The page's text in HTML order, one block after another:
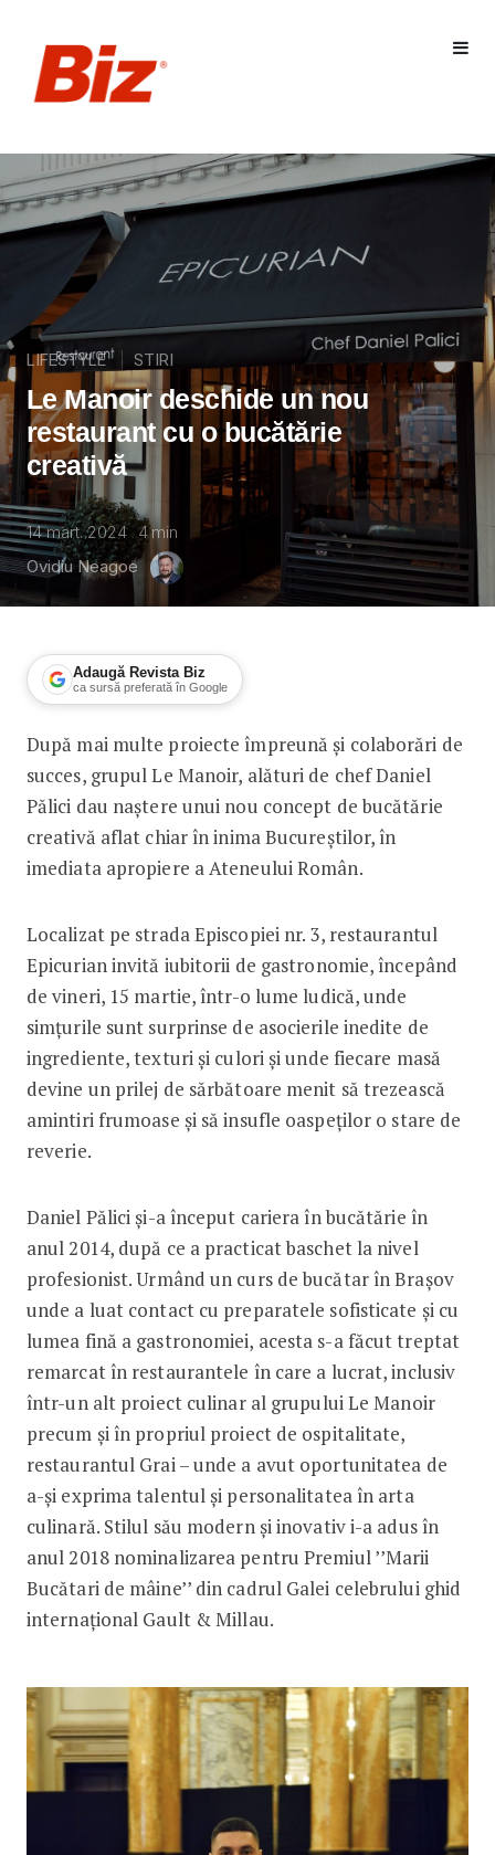
LIFESTYLE STIRI
Le Manoir deschide un nou
restaurant cu o bucătărie
creativă
14 mart. 2024 4min
Ovidiu Neagoe
Adaugă Revista Biz
ca sursă preferată în Google
Le Manoir deschide un nou
După mai multe proiecte împreună și colaborări de
succes, grupul Le Manoir, alături de chef Daniel
Pălici dau naștere unui nou concept de bucătărie
creativă aflat chiar în inima Bucureștilor, în
imediata apropiere a Ateneului Român.
Localizat pe strada Episcopiei nr. 3, restaurantul
Epicurian invită iubitorii de gastronomie, începând
de vineri, 15 martie, într-o lume ludică, unde
simțurile sunt surprinse de asocierile inedite de
ingrediente, texturi și culori și unde fiecare masă
devine un prilej de sărbătoare menit să trezească
amintiri frumoase și să insufle oaspeților o stare de
reverie.
Daniel Pălici și-a început cariera în bucătărie în
anul 2014, după ce a practicat baschet la nivel
profesionist. Urmând un curs de bucătar în Brașov
unde a luat contact cu preparatele sofisticate și cu
lumea fină a gastronomiei, acesta s-a făcut treptat
remarcat în restaurantele în care a lucrat, inclusiv
într-un alt proiect culinar al grupului Le Manoir
precum și în propriul proiect de ospitalitate,
restaurantul Grai – unde a avut oportunitatea de
a-și exprima talentul și personalitatea în arta
culinară. Stilul său modern și inovativ i-a adus în
anul 2018 nominalizarea pentru Premiul ’’Marii
Bucătari de mâine’’ din cadrul Galei celebrului ghid
internațional Gault & Millau.